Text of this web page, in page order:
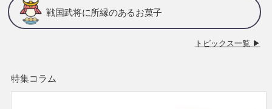
戦国武将に所縁のあるお菓子
トピックス一覧 ▶
特集コラム